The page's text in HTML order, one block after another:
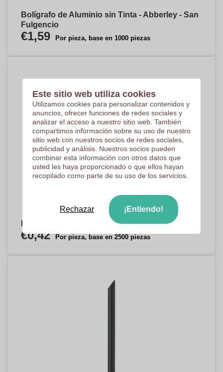
Bolígrafo de Aluminio sin Tinta - Abberley - San
Fulgencio
€1,59 Por pieza, base en 1000 piezas
Pluma Eterna - Sant Just Desvern
€0,42 Por pieza, base en 2500 piezas
Este sitio web utiliza cookies
Utilizamos cookies para personalizar contenidos y
anuncios, ofrecer funciones de redes sociales y
analizar el acceso a nuestro sitio web. También
compartimos información sobre su uso de nuestro
sitio web con nuestros socios de redes sociales,
publicidad y análisis. Nuestros socios pueden
combinar esta información con otros datos que
usted les haya proporcionado o que ellos hayan
recopilado como parte de su uso de los servicios.
Rechazar ¡Entiendo!